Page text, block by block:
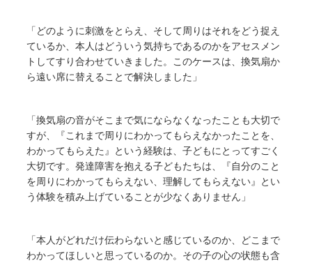
「どのように刺激をとらえ、そして周りはそれをどう捉え
ているか、本人はどういう気持ちであるのかをアセスメン
トしてすり合わせていきました。このケースは、換気扇か
ら遠い席に替えることで解決しました」
「換気扇の音がそこまで気にならなくなったことも大切で
すが、『これまで周りにわかってもらえなかったことを、
わかってもらえた』という経験は、子どもにとってすごく
大切です。発達障害を抱える子どもたちは、『自分のこと
を周りにわかってもらえない、理解してもらえない』とい
う体験を積み上げていることが少なくありません」
「本人がどれだけ伝わらないと感じているのか、どこまで
わかってほしいと思っているのか。その子の心の状態も含